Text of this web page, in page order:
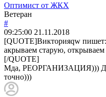
Оптимист от ЖКХ
Ветеран
#
09:25:00 21.11.2018
[QUOTE]Викторияqw пишет:
акрываем старую,
[/QUOTE]
Мда, РЕОРГАНИЗАЦИЯ)))
точно)))